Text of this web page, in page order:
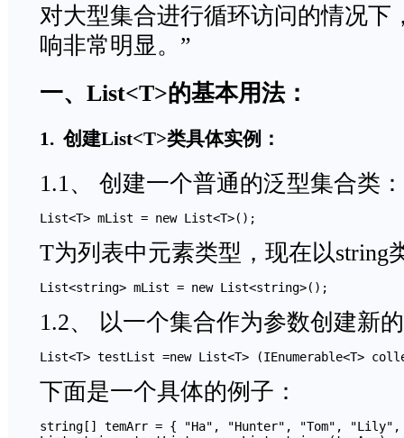
对大型集合进行循环访问的情况下
响非常明显。”
一、List<T>的基本用法：
1. 创建List<T>类具体实例：
1.1、 创建一个普通的泛型集合类：
List<T> mList = new List<T>();
T为列表中元素类型，现在以string
List<string> mList = new List<string>();
1.2、 以一个集合作为参数创建新
List<T> testList =new List<T> (IEnumerable<T>
下面是一个具体的例子：
string[] temArr = { "Ha", "Hunter", "Tom",